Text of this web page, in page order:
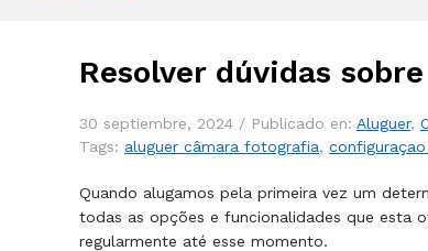
Resolver dúvidas
30 septiembre, 2024 / Publicado en: Aluguer,
Tags: aluguer câmara fotografia,
Quando alugamos pela primeira vez um
todas as opções e funcionalidades que esta
regularmente até esse momento.